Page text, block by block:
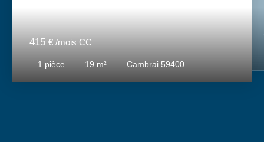
415 € /mois CC
1 pièce 19 m² Cambrai 59400